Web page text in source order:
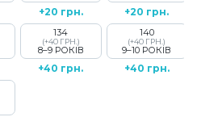
+20 грн. +20 грн.
134
(+40 ГРН.)
8–9 РОКІВ
+40 грн.
140
(+40 ГРН.)
9–10 РОКІВ
+40 грн.